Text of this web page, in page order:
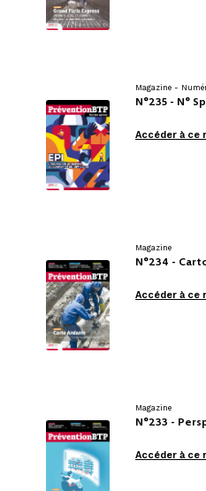
Magazine -
N°235 - N°
Accéder à ce
Magazine
N°234 -
Accéder à ce
Magazine
N°233 -
Accéder à ce